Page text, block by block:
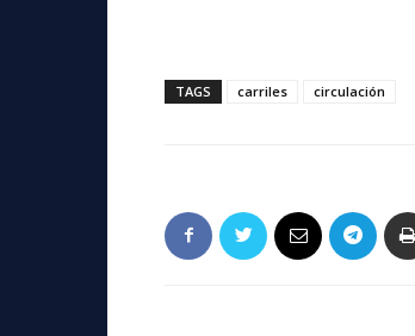
TAGS carriles circulación